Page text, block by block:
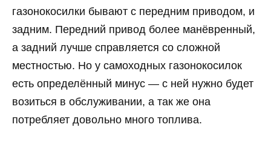
газонокосилки бывают с передним приводом, и
задним. Передний привод более манёвренный,
а задний лучше справляется со сложной
местностью. Но у самоходных газонокосилок
есть определённый минус — с ней нужно будет
возиться в обслуживании, а так же она
потребляет довольно много топлива.